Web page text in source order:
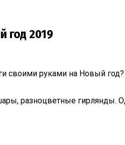
год 2019
своими руками на Новый
разноцветные гирлянды.